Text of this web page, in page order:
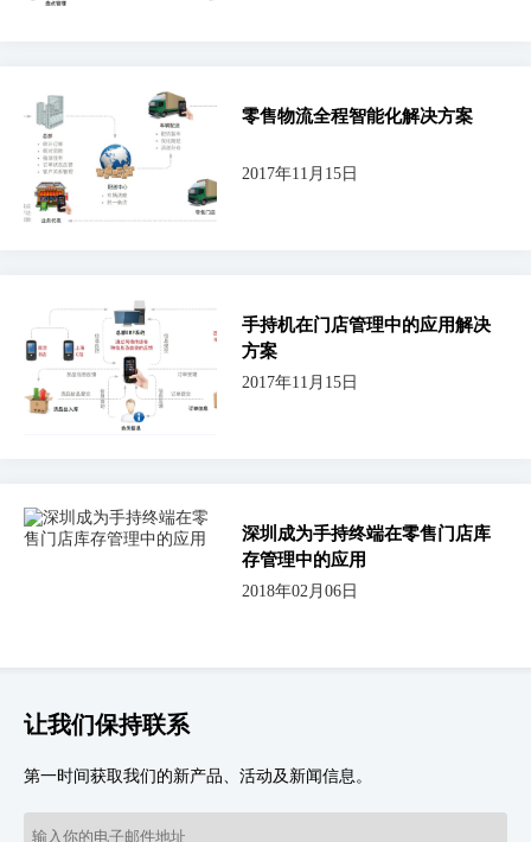
零售物流全程智能化解决方案
2017年11月15日
手持机在门店管理中的应用解决
方案
2017年11月15日
深圳成为手持终端在零售门店库
存管理中的应用
2018年02月06日
让我们保持联系
第一时间获取我们的新产品、活动及新闻信息。